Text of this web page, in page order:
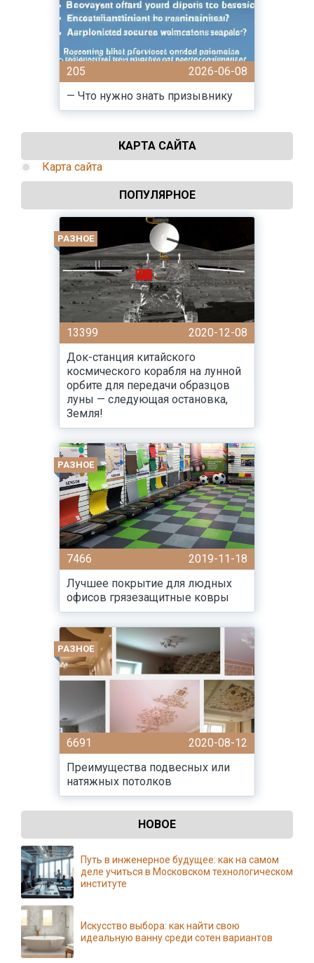
205
2026-06-08
— Что нужно знать призывнику
КАРТА САЙТА
Карта сайта
ПОПУЛЯРНОЕ
РАЗНОЕ
13399
2020-12-08
Док-станция китайского
космического корабля на лунной
орбите для передачи образцов
луны — следующая остановка,
Земля!
РАЗНОЕ
7466
2019-11-18
Лучшее покрытие для людных
офисов грязезащитные ковры
РАЗНОЕ
6691
2020-08-12
Преимущества подвесных или
натяжных потолков
НОВОЕ
Путь в инженерное будущее: как на самом
деле учиться в Московском технологическом
институте
Искусство выбора: как найти свою
идеальную ванну среди сотен вариантов